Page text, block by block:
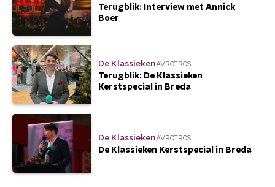
Terugblik: Interview met Annick
Boer
De KlassiekenAVROTROS
Terugblik: De Klassieken
Kerstspecial in Breda
De KlassiekenAVROTROS
De Klassieken Kerstspecial in Breda